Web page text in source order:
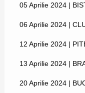
05 Aprilie 2024 |
06 Aprilie 2024 |
12 Aprilie 2024 |
13 Aprilie 2024 |
20 Aprilie 2024 |